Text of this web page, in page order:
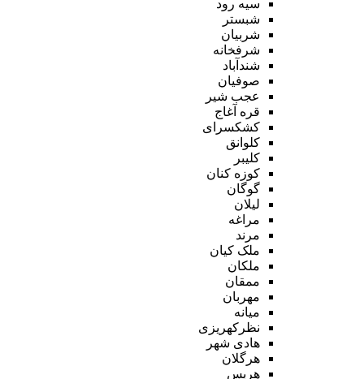
سیه رود
شبستر
شربیان
شرفخانه
شندآباد
صوفیان
عجب شیر
قره آغاج
کشکسرای
کلوانق
کلیبر
کوزه کنان
گوگان
لیلان
مراغه
مرند
ملک کیان
ملکان
ممقان
مهربان
میانه
نظرکهریزی
هادی شهر
هرگلان
هریس